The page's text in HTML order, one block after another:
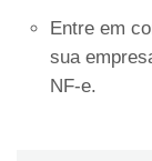
Entre em
sua
NF-e.